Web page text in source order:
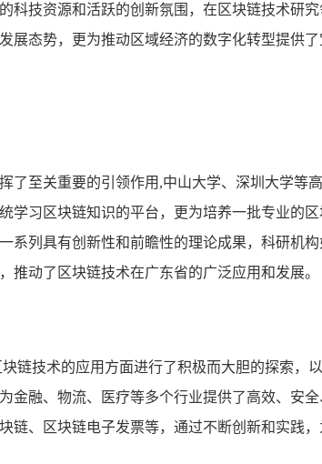
科技资源和活跃的创新氛围，在区块链技术研
态势，更为推动区域经济的数字化转型提供了
了至关重要的引领作用,中山大学、深圳大学
学习区块链知识的平台，更为培养一批专业的
系列具有创新性和前瞻性的理论成果，科研机
动了区块链技术在广东省的广泛应用和发展。
链技术的应用方面进行了积极而大胆的探索
金融、物流、医疗等多个行业提供了高效、安
、区块链电子发票等，通过不断创新和实践，